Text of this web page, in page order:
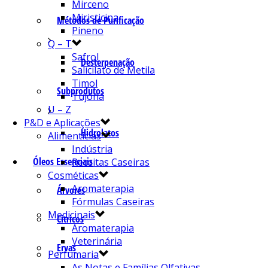
Métodos de Purificação
Desterpenação
Subprodutos
Hidrolatos
Óleos Essenciais
Árvores
Cítricos
Ervas
Mirceno
Miristicina
Pineno
Q – T
Safrol
Salicilato de Metila
Timol
Tujona
U – Z
P&D e Aplicações
Alimentícias
Indústria
Receitas Caseiras
Cosméticas
Aromaterapia
Fórmulas Caseiras
Medicinais
Aromaterapia
Veterinária
Perfumaria